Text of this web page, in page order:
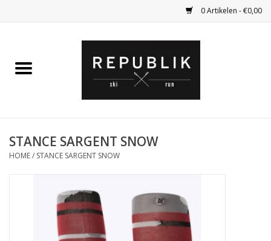
0 Artikelen - €0,00
Bagage
STANCE SARGENT SNOW
HOME/ STANCE SARGENT SNOW